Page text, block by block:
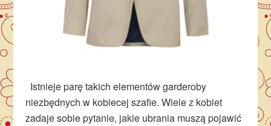
Istnieje parę takich elementów garderoby
niezbędnych w kobiecej szafie. Wiele z kobiet
zadaje sobie pytanie, jakie ubrania muszą pojawić